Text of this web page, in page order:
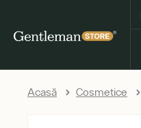
Acasă Cosmetice